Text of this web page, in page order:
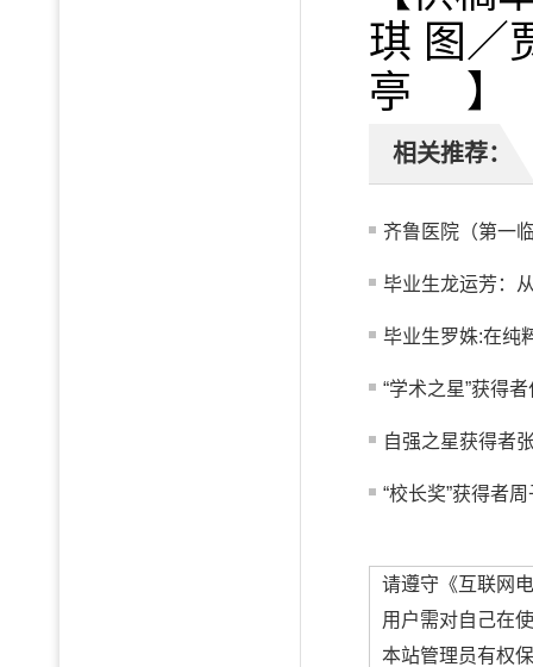
琪 图／
亭 】
相关推荐：
齐鲁医院（第一
毕业生龙运芳：
毕业生罗姝:在纯
“学术之星”获得
自强之星获得者
“校长奖”获得者
请遵守《互联网
用户需对自己在
本站管理员有权